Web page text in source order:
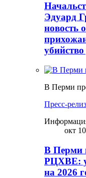
Эдуард
новость
В Перми
Пресс-
окт
В Перми
РЦХВЕ:
на 2026